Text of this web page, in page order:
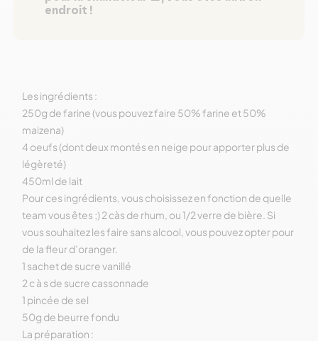
endroit !
Les ingrédients :
250g de farine (vous pouvez faire 50% farine et 50%
maizena)
4 oeufs (dont deux montés en neige pour apporter plus de
légèreté)
450ml de lait
Pour ces ingrédients, vous choisissez en fonction de quelle
team vous êtes ;) 2 càs de rhum, ou 1/2 verre de bière. Si
vous souhaitez les faire sans alcool, vous pouvez opter pour
de la fleur d’oranger.
1 sachet de sucre vanillé
2 c à s de sucre cassonnade
1 pincée de sel
50g de beurre fondu
La préparation :